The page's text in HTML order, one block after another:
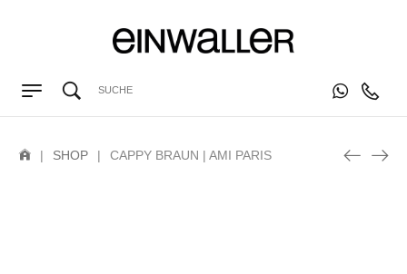
| SHOP | CAPPY BRAUN | AMI PARIS